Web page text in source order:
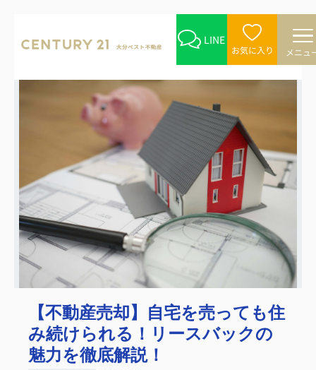
LINE
お気に入り メニュ
【不動産売却】自宅を売っても住
み続けられる！リースバックの
魅力を徹底解説！